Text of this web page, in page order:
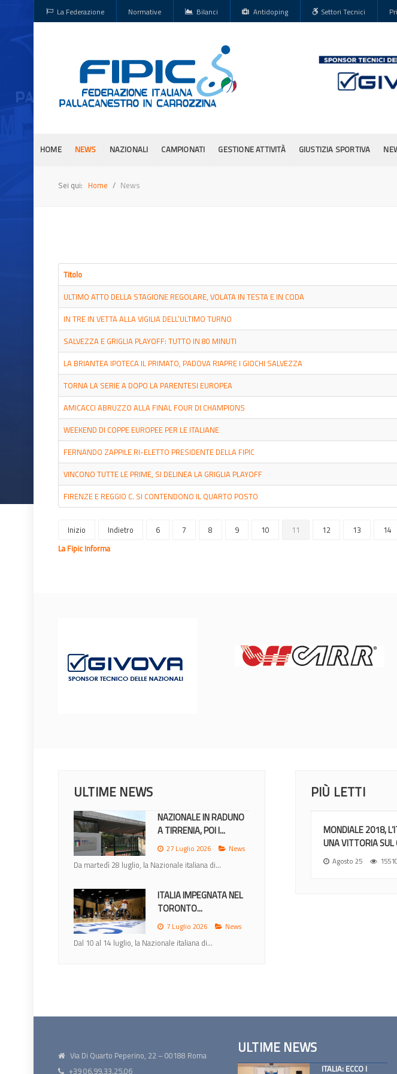
La Federazione Normative Bilanci Antidoping Settori Tecnici
HOME NEWS NAZIONALI CAMPIONATI GESTIONE ATTIVITÀ GIUSTIZIA SPORTIVA
Sei qui: Home News
Titolo
ULTIMO ATTO DELLA STAGIONE REGOLARE, VOLATA IN TESTA E IN CODA
IN TRE IN VETTA ALLA VIGILIA DELL’ULTIMO TURNO
SALVEZZA E GRIGLIA PLAYOFF: TUTTO IN 80 MINUTI
LA BRIANTEA IPOTECA IL PRIMATO, PADOVA RIAPRE I GIOCHI SALVEZZA
TORNA LA SERIE A DOPO LA PARENTESI EUROPEA
AMICACCI ABRUZZO ALLA FINAL FOUR DI CHAMPIONS
WEEKEND DI COPPE EUROPEE PER LE ITALIANE
FERNANDO ZAPPILE RI-ELETTO PRESIDENTE DELLA FIPIC
VINCONO TUTTE LE PRIME, SI DELINEA LA GRIGLIA PLAYOFF
FIRENZE E REGGIO C. SI CONTENDONO IL QUARTO POSTO
Inizio Indietro 6 7 8 9 10 11 12 13 14
La Fipic Informa
ULTIME NEWS
NAZIONALE IN RADUNO
A TIRRENIA, POI I...
27 Luglio 2026 News
Da martedì 28 luglio, la Nazionale italiana di...
ITALIA IMPEGNATA NEL
TORONTO...
7 Luglio 2026 News
Dal 10 al 14 luglio, la Nazionale italiana di...
PIÙ LETTI
MONDIALE 2018,
UNA VITTORIA SUL
Agosto 25
Via Di Quarto Peperino, 22 – 00188 Roma
+39 06.99.33.25.06
ULTIME NEWS
ITALIA: ECCO I